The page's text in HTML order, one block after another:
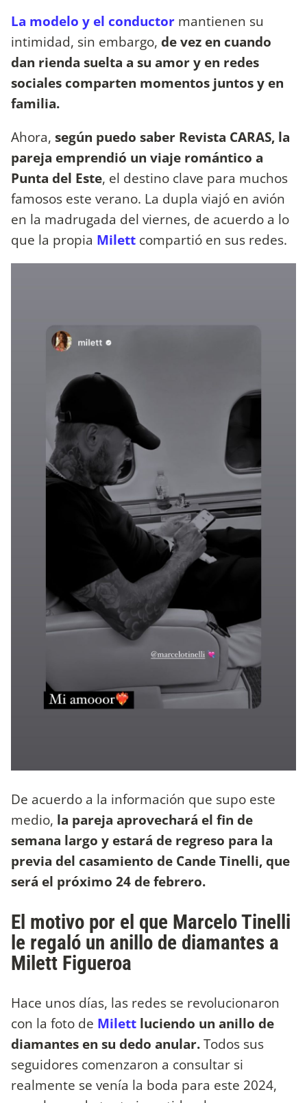
La modelo y el conductor mantienen su
intimidad, sin embargo, de vez en cuando
dan rienda suelta a su amor y en redes
sociales comparten momentos juntos y en
familia.
Ahora, según puedo saber Revista CARAS, la
pareja emprendió un viaje romántico a
Punta del Este, el destino clave para muchos
famosos este verano. La dupla viajó en avión
en la madrugada del viernes, de acuerdo a lo
que la propia Milett compartió en sus redes.
De acuerdo a la información que supo este
medio, la pareja aprovechará el fin de
semana largo y estará de regreso para la
previa del casamiento de Cande Tinelli, que
será el próximo 24 de febrero.
El motivo por el que Marcelo Tinelli
le regaló un anillo de diamantes a
Milett Figueroa
Hace unos días, las redes se revolucionaron
con la foto de Milett luciendo un anillo de
diamantes en su dedo anular.Todos sus
seguidores comenzaron a consultar si
realmente se venía la boda para este 2024,